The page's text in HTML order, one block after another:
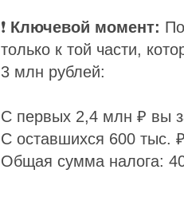
❗ Ключевой момент:
только к той части,
3 млн рублей:
С первых 2,4 млн ₽ вы
С оставшихся 600 тыс.
Общая сумма налога: